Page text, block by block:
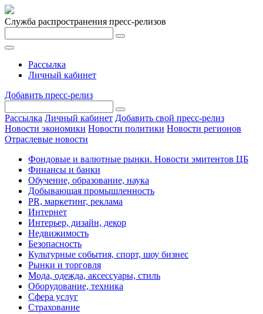
Служба распространения пресс-релизов
Рассылка
Личный кабинет
Добавить пресс-релиз
Рассылка Личный кабинет Добавить свой пресс-релиз
Новости экономики Новости политики Новости регионов
Отраслевые новости
Фондовые и валютные рынки. Новости эмитентов ЦБ
Финансы и банки
Обучение, образование, наука
Добывающая промышленность
PR, маркетинг, реклама
Интернет
Интерьер, дизайн, декор
Недвижимость
Безопасность
Культурные события, спорт, шоу бизнес
Рынки и торговля
Мода, одежда, аксессуары, стиль
Оборудование, техника
Сфера услуг
Страхование